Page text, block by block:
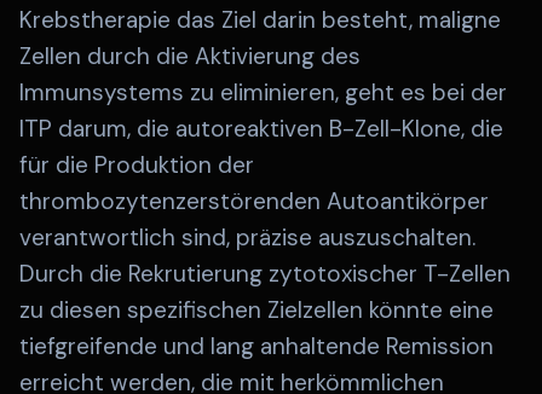
Krebstherapie das Ziel darin besteht, maligne
Zellen durch die Aktivierung des
Immunsystems zu eliminieren, geht es bei der
ITP darum, die autoreaktiven B-Zell-Klone, die
für die Produktion der
thrombozytenzerstörenden Autoantikörper
verantwortlich sind, präzise auszuschalten.
Durch die Rekrutierung zytotoxischer T-Zellen
zu diesen spezifischen Zielzellen könnte eine
tiefgreifende und lang anhaltende Remission
erreicht werden, die mit herkömmlichen